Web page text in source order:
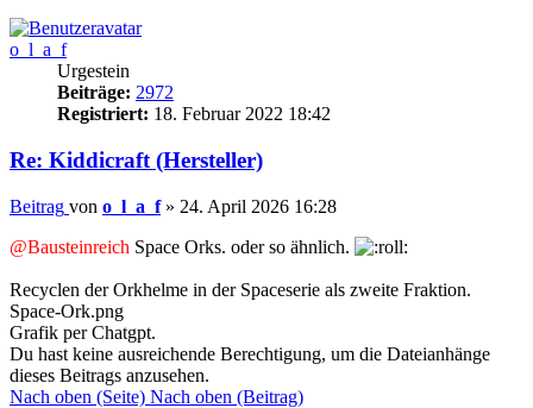
o_l_a_f
Urgestein
Beiträge: 2972
Registriert: 18. Februar 2022 18:42
Re: Kiddicraft (Hersteller)
Beitrag von o_l_a_f» 24. April 2026 16:28
@Bausteinreich Space Orks. oder so ähnlich.
Recyclen der Orkhelme in der Spaceserie als zweite Fraktion.
Space-Ork.png
Grafik per Chatgpt.
Du hast keine ausreichende Berechtigung, um die Dateianhänge
dieses Beitrags anzusehen.
Nach oben (Seite) Nach oben (Beitrag)